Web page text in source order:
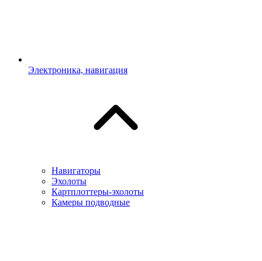
Электроника, навигация
Навигаторы
Эхолоты
Картплоттеры-эхолоты
Камеры подводные